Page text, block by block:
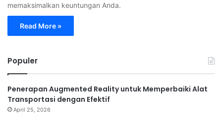
memaksimalkan keuntungan Anda.
Read More »
Populer
Penerapan Augmented Reality untuk Memperbaiki Alat
Transportasi dengan Efektif
April 25, 2026